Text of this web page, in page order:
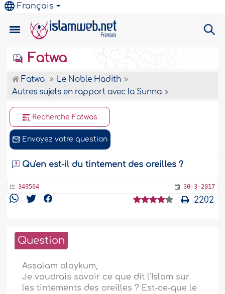
Français
Fatwa
Fatwa
Le Noble Hadith
Autres sujets en rapport avec la Sunna
Recherche Fatwas
Envoyez votre question
Qu'en est-il du tintement des oreilles ?
349504 30-3-2017
2202
Question
Assalam alaykum,
Je voudrais savoir ce que dit l'Islam sur
les tintements des oreilles ? Est-ce-que le